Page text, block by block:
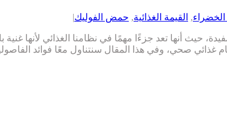
الخضراء, القيمة الغذائية, حمض الفوليك|
حيث أنها تعد جزءًا مهمًا في نظامنا الغذائي لأنها غنية
غذائي صحي، وفي هذا المقال سنتناول معًا فوائد